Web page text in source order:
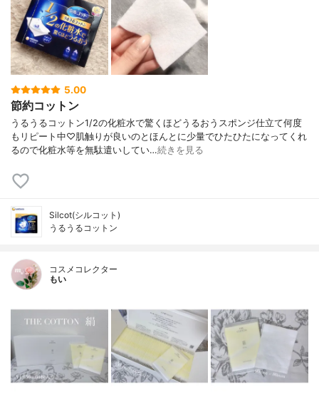
5.00
節約コットン
うるうるコットン1/2の化粧水で驚くほどうるおうスポンジ仕立て何度
もリピート中♡肌触りが良いのとほんとに少量でひたひたになってくれ
るので化粧水等を無駄遣いしてい…続きを見る
Silcot(シルコット)
うるうるコットン
コスメコレクター
もい